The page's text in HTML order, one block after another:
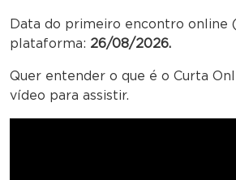
Data do primeiro encontro online
plataforma: 26/08/2026.
Quer entender o que é o Curta
vídeo para assistir.